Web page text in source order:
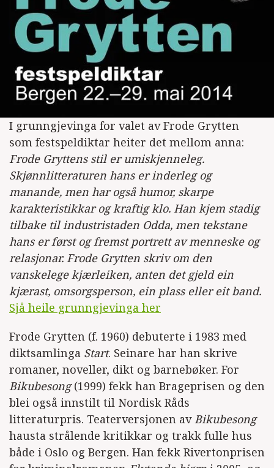
I grunngjevinga for valet av Frode Grytten
som festspeldiktar heiter det mellom anna:
Frode Gryttens stil er umiskjenneleg.
Skjønnlitteraturen hans er inderleg og
manande, men har også humor, skarpe
karakteristikkar og kraftig klo. Han kjem stadig
tilbake til industristaden Odda, men tekstane
hans er først og fremst portrett av menneske og
relasjonar. Frode Grytten skriv om den
vanskelege kjærleiken, anten det gjeld ein
kjærast, omsorgsperson, ein plass eller eit band.
Sjå heile grunngjevinga her
Frode Grytten (f. 1960) debuterte i 1983 med
diktsamlinga Start. Seinare har han skrive
romaner, noveller, dikt og barnebøker. For
Bikubesong(1999) fekk han Brageprisen og den
blei også innstilt til Nordisk Råds
litteraturpris. Teaterversjonen av Bikubesong
hausta strålende kritikkar og trakk fulle hus
både i Oslo og Bergen. Han fekk Rivertonprisen